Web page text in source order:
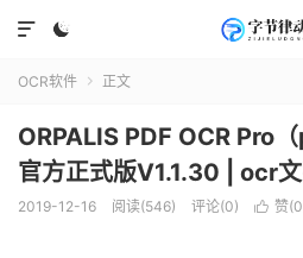


OCR软件  正文
ORPALIS PDF OCR Pro
官方正式版V1.1.30 | ocr
2019-12-16 阅读(546) 评论(0)  赞(0